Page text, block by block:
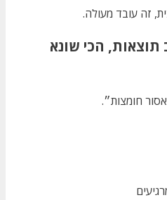
זה עובד מעולה.
תוצאות, הכי שונא
חומצות״.